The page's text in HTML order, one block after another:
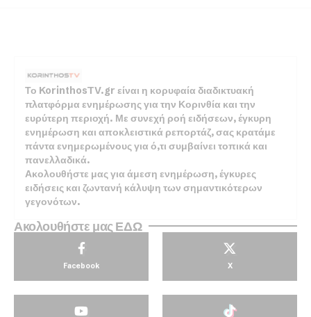
Το KorinthosTV.gr είναι η κορυφαία διαδικτυακή
πλατφόρμα ενημέρωσης για την Κορινθία και την
ευρύτερη περιοχή. Με συνεχή ροή ειδήσεων, έγκυρη
ενημέρωση και αποκλειστικά ρεπορτάζ, σας κρατάμε
πάντα ενημερωμένους για ό,τι συμβαίνει τοπικά και
πανελλαδικά.
Ακολουθήστε μας για άμεση ενημέρωση, έγκυρες
ειδήσεις και ζωντανή κάλυψη των σημαντικότερων
γεγονότων.
Ακολουθήστε μας ΕΔΩ
Facebook X